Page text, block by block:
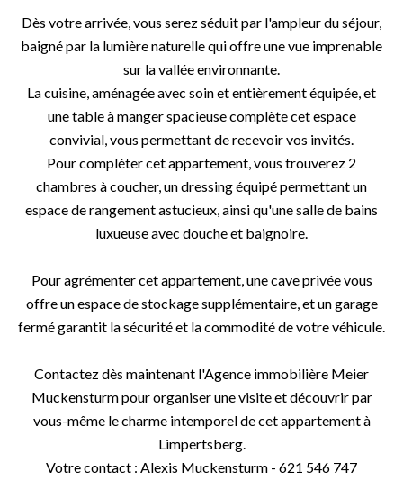
Dès votre arrivée, vous serez séduit par l'ampleur du séjour,
baigné par la lumière naturelle qui offre une vue imprenable
sur la vallée environnante.
La cuisine, aménagée avec soin et entièrement équipée, et
une table à manger spacieuse complète cet espace
convivial, vous permettant de recevoir vos invités.
Pour compléter cet appartement, vous trouverez 2
chambres à coucher, un dressing équipé permettant un
espace de rangement astucieux, ainsi qu'une salle de bains
luxueuse avec douche et baignoire.
Pour agrémenter cet appartement, une cave privée vous
offre un espace de stockage supplémentaire, et un garage
fermé garantit la sécurité et la commodité de votre véhicule.
Contactez dès maintenant l'Agence immobilière Meier
Muckensturm pour organiser une visite et découvrir par
vous-même le charme intemporel de cet appartement à
Limpertsberg.
Votre contact : Alexis Muckensturm - 621 546 747